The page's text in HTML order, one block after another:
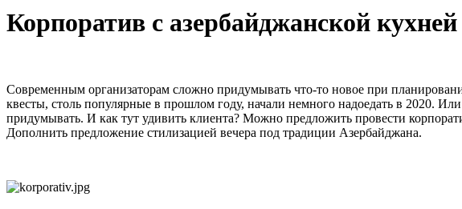
Корпоратив с азербайджанской
Современным организаторам сложно придумывать что-то новое при
квесты, столь популярные в прошлом году, начали немного надоедать в 2020.
придумывать. И как тут удивить клиента? Можно предложить провести
Дополнить предложение стилизацией вечера под традиции Азербайджана.